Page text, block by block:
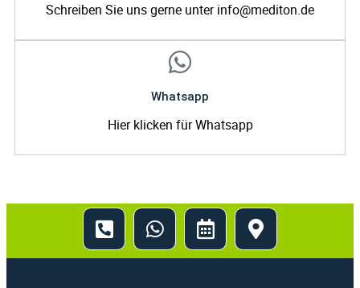
Schreiben Sie uns gerne unter info@mediton.de
Whatsapp
Hier klicken für Whatsapp